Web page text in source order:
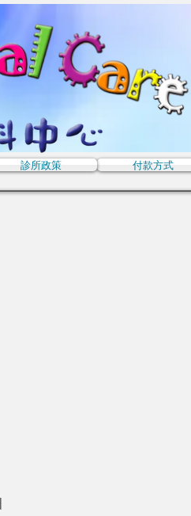
付款方式
診所政策